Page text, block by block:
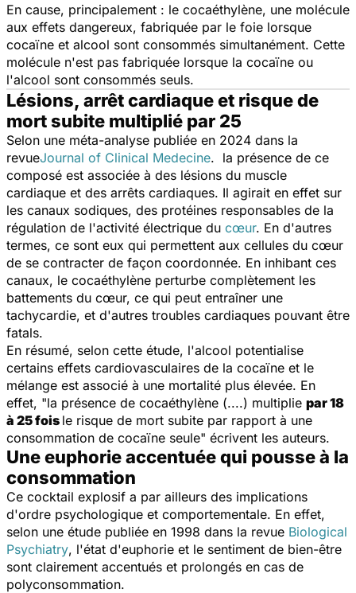
En cause, principalement : le cocaéthylène, une molécule
aux effets dangereux, fabriquée par le foie lorsque
cocaïne et alcool sont consommés simultanément. Cette
molécule n'est pas fabriquée lorsque la cocaïne ou
l'alcool sont consommés seuls.
Lésions, arrêt cardiaque et risque de
mort subite multiplié par 25
Selon une méta-analyse publiée en 2024 dans la
revueJournal of Clinical Medecine. la présence de ce
composé est associée à des lésions du muscle
cardiaque et des arrêts cardiaques. Il agirait en effet sur
les canaux sodiques, des protéines responsables de la
régulation de l'activité électrique du cœur. En d'autres
termes, ce sont eux qui permettent aux cellules du cœur
de se contracter de façon coordonnée. En inhibant ces
canaux, le cocaéthylène perturbe complètement les
battements du cœur, ce qui peut entraîner une
tachycardie, et d'autres troubles cardiaques pouvant être
fatals.
En résumé, selon cette étude, l'alcool potentialise
certains effets cardiovasculaires de la cocaïne et le
mélange est associé à une mortalité plus élevée. En
effet, "la présence de cocaéthylène (....) multiplie par 18
à 25 fois le risque de mort subite par rapport à une
consommation de cocaïne seule" écrivent les auteurs.
Une euphorie accentuée qui pousse à la
consommation
Ce cocktail explosif a par ailleurs des implications
d'ordre psychologique et comportementale. En effet,
selon une étude publiée en 1998 dans la revue Biological
Psychiatry, l'état d'euphorie et le sentiment de bien-être
sont clairement accentués et prolongés en cas de
polyconsommation.